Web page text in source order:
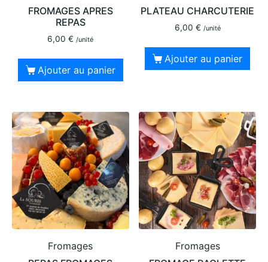
FROMAGES APRES
REPAS
6,00€ /unité
Ajouter au panier
PLATEAU CHARCUTERIE
6,00 € /unité
Ajouter au panier
Fromages
Fromages